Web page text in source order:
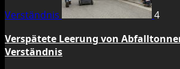
Verständnis
4
Verspätete Leerung von
Verständnis